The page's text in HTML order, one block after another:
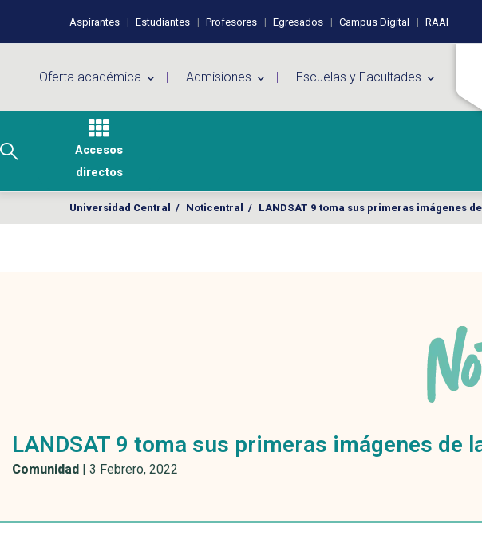
Perfiles de usuario
Aspirantes Estudiantes Profesores Egresados Campus Digital RAAI
Oferta académica Admisiones Escuelas y Facultades
Accesos
directos
Universidad Central / Noticentral / LANDSAT 9 toma sus primeras imágenes
LANDSAT 9 toma sus primeras imágenes de
Comunidad | 3 Febrero, 2022